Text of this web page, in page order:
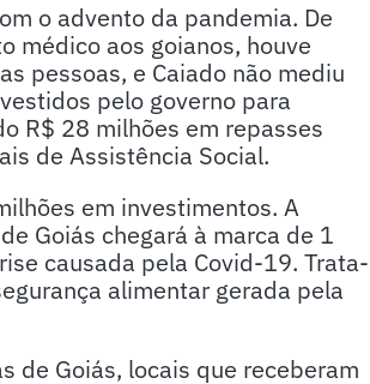
o advento da pandemia. De
médico aos goianos, houve
pessoas, e Caiado não mediu
pelo governo para
R$ 28 milhões em repasses
de Assistência Social.
em investimentos. A
Goiás chegará à marca de 1
causada pela Covid-19. Trata-
alimentar gerada pela
de Goiás, locais que receberam